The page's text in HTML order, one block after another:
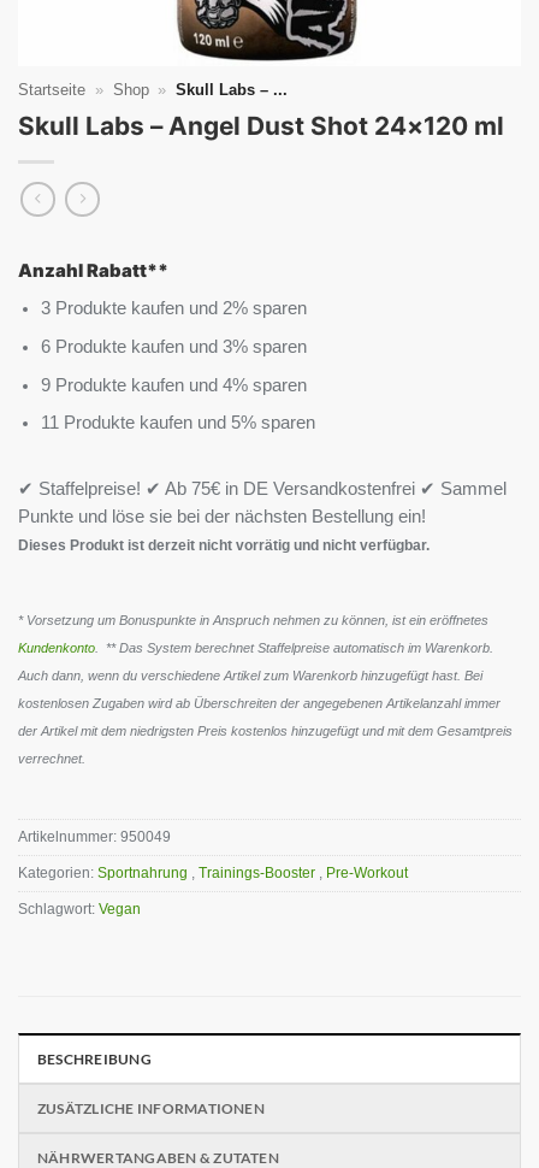
Startseite » Shop » Skull Labs – ...
Skull Labs – Angel Dust Shot 24×120 ml
Anzahl Rabatt**
3 Produkte kaufen und 2% sparen
6 Produkte kaufen und 3% sparen
9 Produkte kaufen und 4% sparen
11 Produkte kaufen und 5% sparen
✔ Staffelpreise! ✔ Ab 75€ in DE Versandkostenfrei ✔ Sammel
Punkte und löse sie bei der nächsten Bestellung ein!
Dieses Produkt ist derzeit nicht vorrätig und nicht verfügbar.
* Vorsetzung um Bonuspunkte in Anspruch nehmen zu können, ist ein eröffnetes
Kundenkonto . ** Das System berechnet Staffelpreise automatisch im Warenkorb.
Auch dann, wenn du verschiedene Artikel zum Warenkorb hinzugefügt hast. Bei
kostenlosen Zugaben wird ab Überschreiten der angegebenen Artikelanzahl immer
der Artikel mit dem niedrigsten Preis kostenlos hinzugefügt und mit dem Gesamtpreis
verrechnet.
Artikelnummer: 950049
Kategorien: Sportnahrung Trainings-Booster Pre-Workout
Schlagwort: Vegan
BESCHREIBUNG
ZUSÄTZLICHE INFORMATIONEN
NÄHRWERTANGABEN & ZUTATEN